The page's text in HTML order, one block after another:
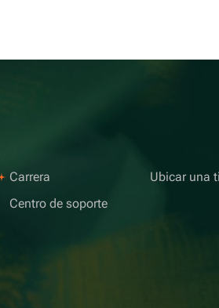
Carrera
Centro de soporte
Ubicar una